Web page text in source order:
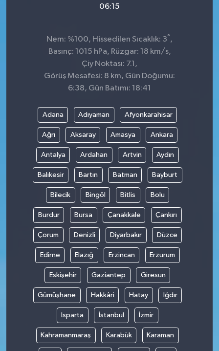
06:15
Nem: %100, Hissedilen Sıcaklık: 3°,
Basınç: 1015 hPa, Rüzgar: 18 km/s,
Çiy Noktası: 7.1,
Görüş Mesafesi: 8 km, Gün Doğumu:
6:38, Gün Batımı: 18:41
Adana Adıyaman Afyonkarahisar
Ağrı Aksaray Amasya Ankara
Antalya Ardahan Artvin Aydın
Balıkesir Bartın Batman Bayburt
Bilecik Bingöl Bitlis Bolu
Burdur Bursa Çanakkale Çankırı
Çorum Denizli Diyarbakır Düzce
Edirne Elazığ Erzincan Erzurum
Eskişehir Gaziantep Giresun
Gümüşhane Hakkâri Hatay Iğdır
Isparta İstanbul İzmir
Kahramanmaraş Karabük Karaman